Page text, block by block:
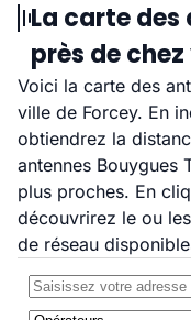
La carte des
près de
Voici la carte des
ville de Forcey. En
obtiendrez la
antennes Bouygues
plus proches. En
découvrirez le ou
de réseau